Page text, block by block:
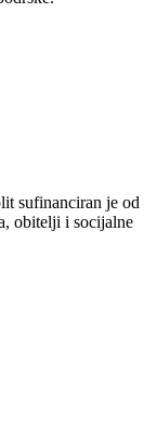
sufinanciran je od
obitelji i socijalne